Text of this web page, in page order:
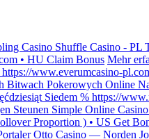
Casino Shuffle Casino - PL
• HU Claim Bonus Mehr
www.everumcasino-
Bitwach Pokerowych Online
Siedem % https://
Steunen Simple Online
Proportion ) • US Get
Otto Casino — Norden